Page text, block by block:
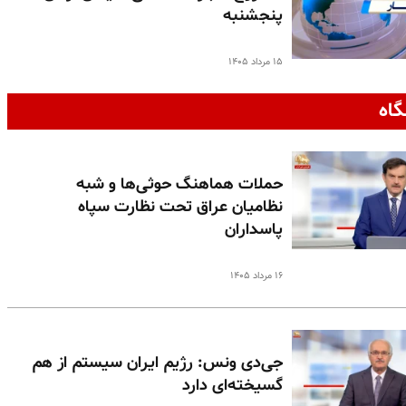
پنجشنبه
۱۵ مرداد ۱۴۰۵
حملات هماهنگ حوثی‌ها و شبه
نظامیان عراق تحت نظارت سپاه
پاسداران
۱۶ مرداد ۱۴۰۵
جی‌دی ونس: رژیم ایران سیستم از هم
گسیخته‌ای دارد